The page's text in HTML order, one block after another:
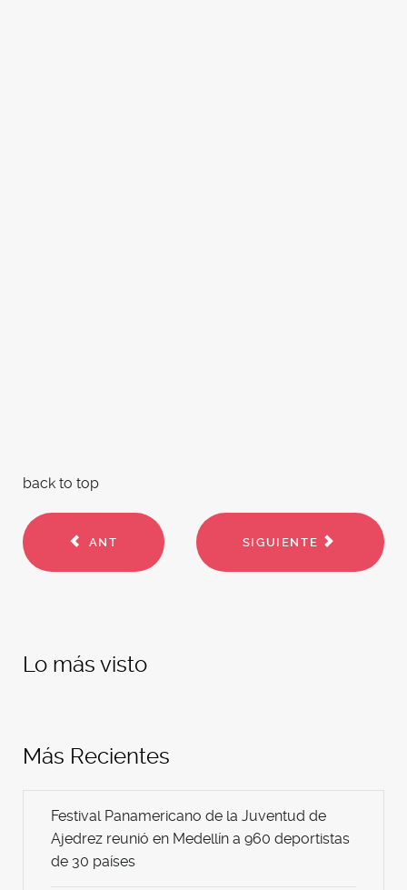
back to top
ANT SIGUIENTE
Lo más visto
Más Recientes
Festival Panamericano de la Juventud de
Ajedrez reunió en Medellín a 960 deportistas
de 30 países